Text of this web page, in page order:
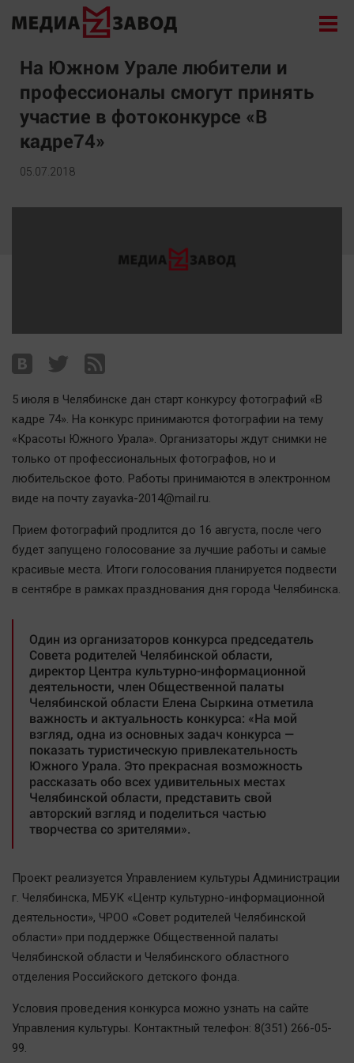
Новости
Экономика
Происшествия
Общество
Политика
Архив
Наша победа
Политика
Экономика
Происшествия
Здоровье
Курилка
Мнения
Отраслевые темы
Hедвижимость
Образование
Автомобили
XX век: криминальные уроки
Банки
Медиаграмотность
Медицина
Прогулки по городу Ч
Спецпроект
Челябинск космический
Другие рубрики
English version
Online-консультация
На Южном Урале любители и
профессионалы смогут принять
участие в фотоконкурсе «В
кадре74»
05.07.2018
5 июля в Челябинске дан старт конкурсу фотографий «В
кадре 74». На конкурс принимаются фотографии на тему
«Красоты Южного Урала». Организаторы ждут снимки не
только от профессиональных фотографов, но и
любительское фото. Работы принимаются в электронном
виде на почту zayavka-2014@mail.ru.
Прием фотографий продлится до 16 августа, после чего
будет запущено голосование за лучшие работы и самые
красивые места. Итоги голосования планируется подвести
в сентябре в рамках празднования дня города Челябинска.
Один из организаторов конкурса председатель
Совета родителей Челябинской области,
директор Центра культурно-информационной
деятельности, член Общественной палаты
Челябинской области Елена Сыркина отметила
важность и актуальность конкурса: «На мой
взгляд, одна из основных задач конкурса —
показать туристическую привлекательность
Южного Урала. Это прекрасная возможность
рассказать обо всех удивительных местах
Челябинской области, представить свой
авторский взгляд и поделиться частью
творчества со зрителями».
Проект реализуется Управлением культуры Администрации
г. Челябинска, МБУК «Центр культурно-информационной
деятельности», ЧРОО «Совет родителей Челябинской
области» при поддержке Общественной палаты
Челябинской области и Челябинского областного
отделения Российского детского фонда.
Условия проведения конкурса можно узнать на сайте
Управления культуры. Контактный телефон: 8(351) 266-05-
99.